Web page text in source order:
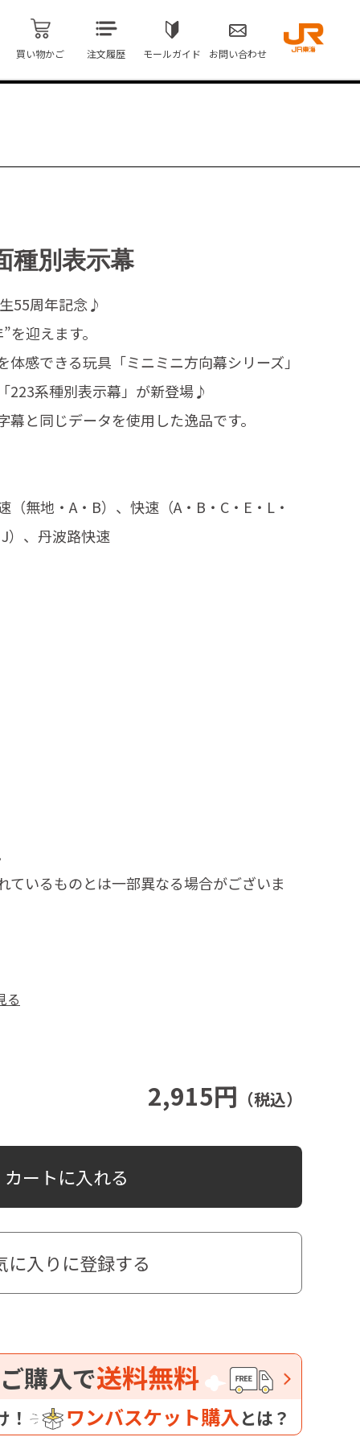
買い物かご 注文履歴 モールガイド お問い合わせ
種別表示幕
2,915円 （税込）
カートに入れる
に入りに登録する
55周年記念♪
迎えます。
感できる玩具「ミニミニ方向幕シリーズ」
223系種別表示幕」が新登場♪
と同じデータを使用した逸品です。
無地・A・B）、快速（A・B・C・E・L・
）、丹波路快速
ているものとは一部異なる場合がございま
る
購入で送料無料
！ ワンバスケット購入とは？